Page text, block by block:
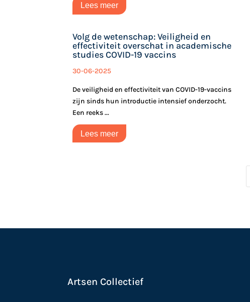
Lees meer
Volg de wetenschap: Veiligheid en
effectiviteit overschat in academische
studies COVID-19 vaccins
30-06-2025
De veiligheid en effectiviteit van COVID-19-vaccins
zijn sinds hun introductie intensief onderzocht.
Een reeks ...
Lees meer
Artsen Collectief